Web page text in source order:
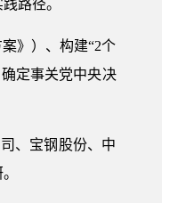
路径。
》）、构建“2个
定事关党中央决
、宝钢股份、中